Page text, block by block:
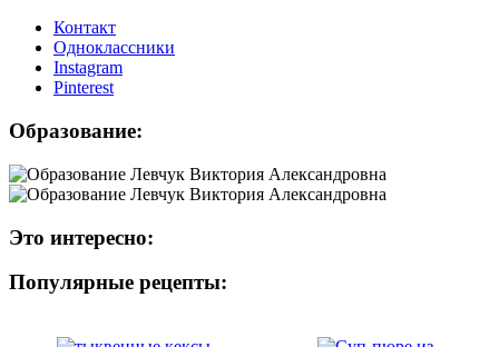
Контакт
Одноклассники
Instagram
Рinterest
Образование:
Это интересно:
Популярные рецепты: